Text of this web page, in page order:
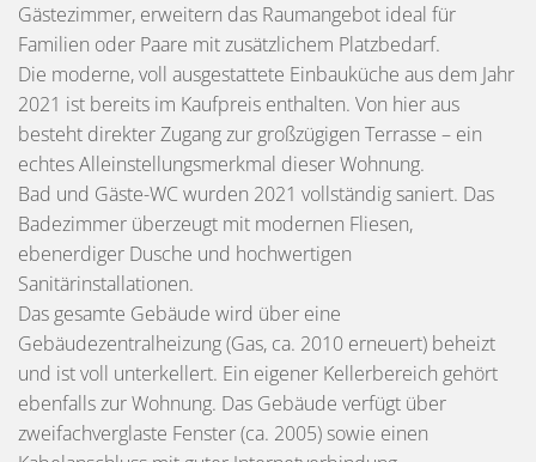
Gästezimmer, erweitern das Raumangebot ideal für
Familien oder Paare mit zusätzlichem Platzbedarf.
Die moderne, voll ausgestattete Einbauküche aus dem Jahr
2021 ist bereits im Kaufpreis enthalten. Von hier aus
besteht direkter Zugang zur großzügigen Terrasse – ein
echtes Alleinstellungsmerkmal dieser Wohnung.
Bad und Gäste-WC wurden 2021 vollständig saniert. Das
Badezimmer überzeugt mit modernen Fliesen,
ebenerdiger Dusche und hochwertigen
Sanitärinstallationen.
Das gesamte Gebäude wird über eine
Gebäudezentralheizung (Gas, ca. 2010 erneuert) beheizt
und ist voll unterkellert. Ein eigener Kellerbereich gehört
ebenfalls zur Wohnung. Das Gebäude verfügt über
zweifachverglaste Fenster (ca. 2005) sowie einen